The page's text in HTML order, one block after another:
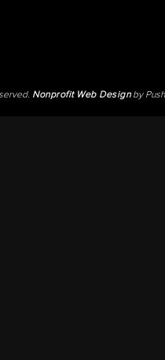
Nonprofit Web Designby